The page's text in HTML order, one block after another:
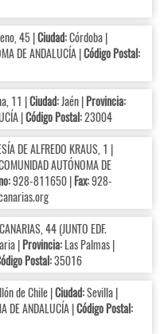
45 |Ciudad:Córdoba |
DE ANDALUCÍA |Código Postal:
11 |Ciudad:Jaén |Provincia:
|Código Postal:23004
DE ALFREDO KRAUS, 1 |
AUTÓNOMA DE
928-811650 |Fax:928-
44 (JUNTO EDF.
|Provincia:Las Palmas |
Postal:35016
de Chile |Ciudad:Sevilla |
DE ANDALUCÍA |Código Postal: